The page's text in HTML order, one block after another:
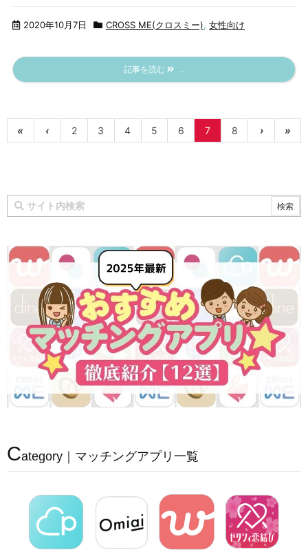
2020年10月7日 CROSS ME(クロスミー), 女性向け
記事を読む ...
« ‹ 2 3 4 5 6 7 8 › »
Category｜マッチングアプリ一覧